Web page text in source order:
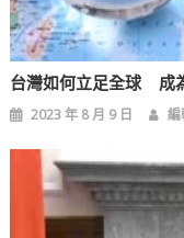
台灣如何立足全球 成
2023 年 8 月 9 日 編